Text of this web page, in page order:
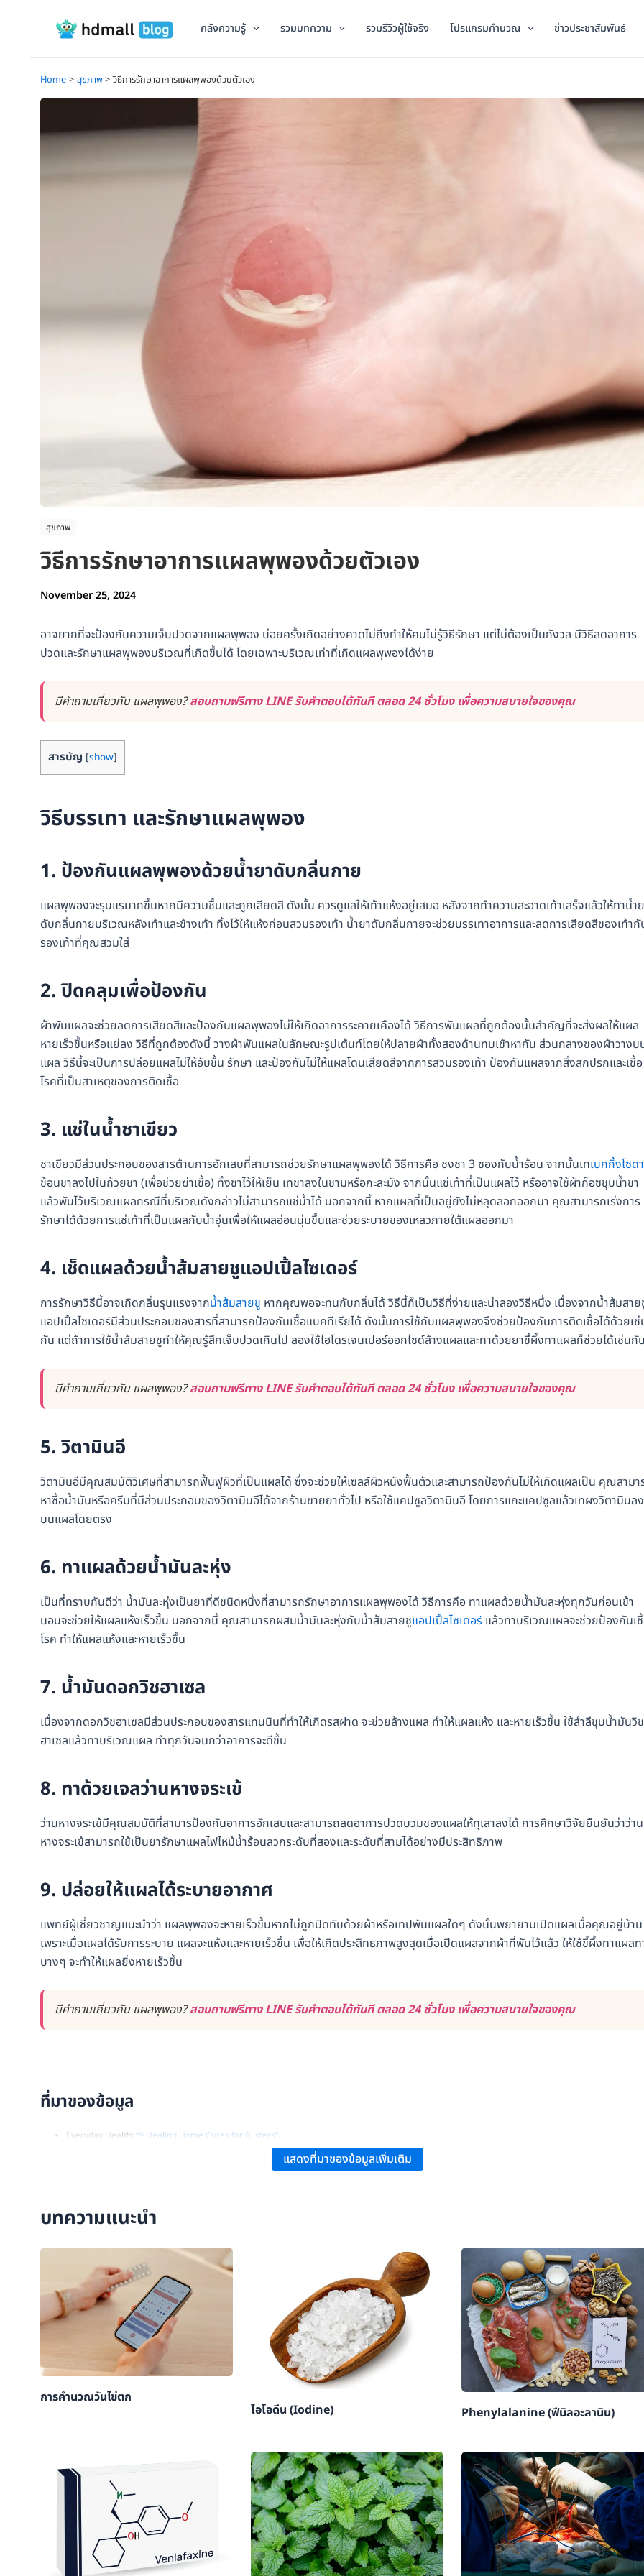
คลังความรู้ รวมบทความ รวมรีวิวผู้ใช้จริง โปรแกรมคำนวณ ข่าวประชาสัมพันธ์
Home สุขภาพ วิธีการรักษาอาการแผลพุพองด้วยตัวเอง
สุขภาพ
วิธีการรักษาอาการแผลพุพองด้วยตัวเอง
November 25, 2024
อาจยากที่จะป้องกันความเจ็บปวดจากแผลพุพอง บ่อยครั้งเกิดอย่างคาดไม่ถึงทำให้คนไม่รู้วิธีรักษา แต่ไม่ต้องเป็นกังวล มีวิธีลดอาการ
ปวดและรักษาแผลพุพองบริเวณที่เกิดขึ้นได้ โดยเฉพาะบริเวณเท่าที่เกิดแผลพุพองได้ง่าย
มีคำถามเกี่ยวกับ แผลพุพอง?สอบถามฟรีทาง LINE รับคำตอบได้ทันที ตลอด 24 ชั่วโมง เพื่อความสบายใจของคุณ
สารบัญ [show]
วิธีบรรเทา และรักษาแผลพุพอง
1. ป้องกันแผลพุพองด้วยน้ำยาดับกลิ่นกาย
แผลพุพองจะรุนแรมากขึ้นหากมีความชื้นและถูกเสียดสี ดังนั้น ควรดูแลให้เท้าแห้งอยู่เสมอ หลังจากทำความสะอาดเท้าเสร็จแล้วให้ทาน้ำ
ดับกลิ่นกายบริเวณหลังเท้าและข้างเท้า ทิ้งไว้ให้แห้งก่อนสวมรองเท้า น้ำยาดับกลิ่นกายจะช่วยบรรเทาอาการและลดการเสียดสีของเท้า
รองเท้าที่คุณสวมใส่
2. ปิดคลุมเพื่อป้องกัน
ผ้าพันแผลจะช่วยลดการเสียดสีและป้องกันแผลพุพองไม่ให้เกิดอาการระคายเคืองได้ วิธีการพันแผลที่ถูกต้องนั้นสำคัญที่จะส่งผลให้แผล
หายเร็วขึ้นหรือแย่ลง วิธีที่ถูกต้องดังนี้ วางผ้าพันแผลในลักษณะรูปเต้นท์โดยให้ปลายผ้าทั้งสองด้านทบเข้าหากัน ส่วนกลางของผ้าวางบ
แผล วิธีนี้จะเป็นการปล่อยแผลไม่ให้อับชื้น รักษา และป้องกันไม่ให้แผลโดนเสียดสีจากการสวมรองเท้า ป้องกันแผลจากสิ่งสกปรกและเชื้อ
โรคที่เป็นสาเหตุของการติดเชื้อ
3. แช่ในน้ำชาเขียว
ชาเขียวมีส่วนประกอบของสารต้านการอักเสบที่สามารถช่วยรักษาแผลพุพองได้ วิธีการคือ ชงชา 3 ซองกับน้ำร้อน จากนั้นเทเบกกิ้งโซดา
ช้อนชาลงไปในถ้วยชา (เพื่อช่วยฆ่าเชื้อ) ทิ้งชาไว้ให้เย็น เทชาลงในชามหรือกะละมัง จากนั้นแช่เท้าที่เป็นแผลไว้ หรืออาจใช้ผ้าก๊อซชุบน้ำชา
แล้วพันไว้บริเวณแผลกรณีที่บริเวณดังกล่าวไม่สามารถแช่น้ำได้ นอกจากนี้ หากแผลที่เป็นอยู่ยังไม่หลุดลอกออกมา คุณสามารถเร่งการ
รักษาได้ด้วยการแช่เท้าที่เป็นแผลกับน้ำอุ่นเพื่อให้แผลอ่อนนุ่มขึ้นและช่วยระบายของเหลวภายใต้แผลออกมา
4. เช็ดแผลด้วยน้ำส้มสายชูแอปเปิ้ลไซเดอร์
การรักษาวิธีนี้อาจเกิดกลิ่นรุนแรงจากน้ำส้มสายชู หากคุณพอจะทนกับกลิ่นได้ วิธีนี้ก็เป็นวิธีที่ง่ายและน่าลองวิธีหนึ่ง เนื่องจากน้ำส้มสา
แอปเปิ้ลไซเดอร์มีส่วนประกอบของสารที่สามารถป้องกันเชื้อแบคทีเรียได้ ดังนั้นการใช้กับแผลพุพองจึงช่วยป้องกันการติดเชื้อได้ด้วยเ
กัน แต่ถ้าการใช้น้ำส้มสายชูทำให้คุณรู้สึกเจ็บปวดเกินไป ลองใช้ไฮโดรเจนเปอร์ออกไซด์ล้างแผลและทาด้วยยาขี้ผึ้งทาแผลก็ช่วยได้เช่นกั
มีคำถามเกี่ยวกับ แผลพุพอง?สอบถามฟรีทาง LINE รับคำตอบได้ทันที ตลอด 24 ชั่วโมง เพื่อความสบายใจของคุณ
5. วิตามินอี
วิตามินอีมีคุณสมบัติวิเศษที่สามารถฟื้นฟูผิวที่เป็นแผลได้ ซึ่งจะช่วยให้เซลล์ผิวหนังฟื้นตัวและสามารถป้องกันไม่ให้เกิดแผลเป็น คุณสามา
หาซื้อน้ำมันหรือครีมที่มีส่วนประกอบของวิตามินอีได้จากร้านขายยาทั่วไป หรือใช้แคปซูลวิตามินอี โดยการแกะแคปซูลแล้วเทผงวิตามินลง
บนแผลโดยตรง
6. ทาแผลด้วยน้ำมันละหุ่ง
เป็นที่ทราบกันดีว่า น้ำมันละหุ่งเป็นยาที่ดีชนิดหนึ่งที่สามารถรักษาอาการแผลพุพองได้ วิธีการคือ ทาแผลด้วยน้ำมันละหุ่งทุกวันก่อนเข้า
นอนจะช่วยให้แผลแห้งเร็วขึ้น นอกจากนี้ คุณสามารถผสมน้ำมันละหุ่งกับน้ำส้มสายชูแอปเปิ้ลไซเดอร์แล้วทาบริเวณแผลจะช่วยป้องกันเ
โรค ทำให้แผลแห้งและหายเร็วขึ้น
7. น้ำมันดอกวิชฮาเซล
เนื่องจากดอกวิชฮาเซลมีส่วนประกอบของสารแทนนินที่ทำให้เกิดรสฝาด จะช่วยล้างแผล ทำให้แผลแห้ง และหายเร็วขึ้น ใช้สำลีชุบน้ำมันวิช
ฮาเซลแล้วทาบริเวณแผล ทำทุกวันจนกว่าอาการจะดีขึ้น
8. ทาด้วยเจลว่านหางจระเข้
ว่านหางจระเข้มีคุณสมบัติที่สามารป้องกันอาการอักเสบและสามารถลดอาการปวดบวมของแผลให้ทุเลาลงได้ การศึกษาวิจัยยืนยันว่าว่าน
หางจระเข้สามารถใช้เป็นยารักษาแผลไฟไหม้น้ำร้อนลวกระดับที่สองและระดับที่สามได้อย่างมีประสิทธิภาพ
9. ปล่อยให้แผลได้ระบายอากาศ
แพทย์ผู้เชี่ยวชาญแนะนำว่า แผลพุพองจะหายเร็วขึ้นหากไม่ถูกปิดทับด้วยผ้าหรือเทปพันแผลใดๆ ดังนั้นพยายามเปิดแผลเมื่อคุณอยู่บ้าน
เพราะเมื่อแผลได้รับการระบาย แผลจะแห้งและหายเร็วขึ้น เพื่อให้เกิดประสิทธภาพสูงสุดเมื่อเปิดแผลจากผ้าที่พันไว้แล้ว ให้ใช้ขี้ผึ้งทาแผลท
บางๆ จะทำให้แผลยิ่งหายเร็วขึ้น
มีคำถามเกี่ยวกับ แผลพุพอง?สอบถามฟรีทาง LINE รับคำตอบได้ทันที ตลอด 24 ชั่วโมง เพื่อความสบายใจของคุณ
ที่มาของข้อมูล
Everyday Health: “9 Healing Home Cures for Blisters”
“How to Get Rid of a Blister on Your Feet, Hands, Lips, and Other Areas”.
“Blisters on Feet: Causes and Treatments”.
แสดงที่มาของข้อมูลเพิ่มเติม
บทความแนะนำ
การคำนวณวันไข่ตก
ไอโอดีน (Iodine) Phenylalanine (ฟีนิลอะลานิน)